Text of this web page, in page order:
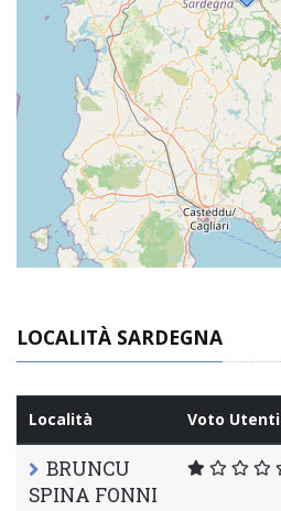
LOCALITÀ SARDEGNA
Località Voto Utenti
BRUNCU
SPINA FONNI